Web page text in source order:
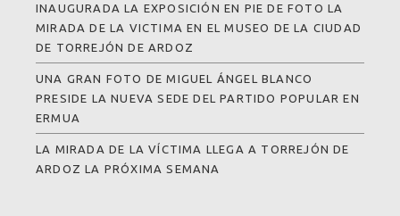
INAUGURADA LA EXPOSICIÓN EN PIE DE FOTO LA
MIRADA DE LA VICTIMA EN EL MUSEO DE LA CIUDAD
DE TORREJÓN DE ARDOZ
UNA GRAN FOTO DE MIGUEL ÁNGEL BLANCO
PRESIDE LA NUEVA SEDE DEL PARTIDO POPULAR EN
ERMUA
LA MIRADA DE LA VÍCTIMA LLEGA A TORREJÓN DE
ARDOZ LA PRÓXIMA SEMANA